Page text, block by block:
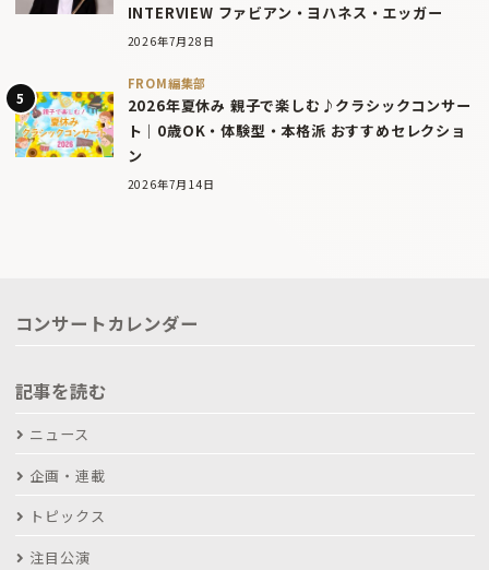
INTERVIEW ファビアン・ヨハネス・エッガー
2026年7月28日
FROM編集部
2026年夏休み 親子で楽しむ♪クラシックコンサー
ト｜0歳OK・体験型・本格派 おすすめセレクショ
ン
2026年7月14日
コンサートカレンダー
記事を読む
ニュース
企画・連載
トピックス
注目公演